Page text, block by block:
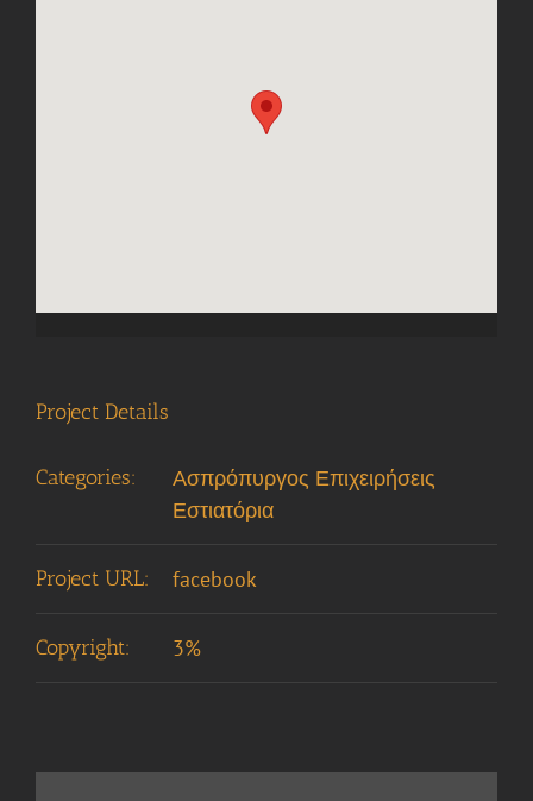
Project Details
Categories:
Ασπρόπυργος Επιχειρήσεις
Εστιατόρια
Project URL: facebook
Copyright: 3%